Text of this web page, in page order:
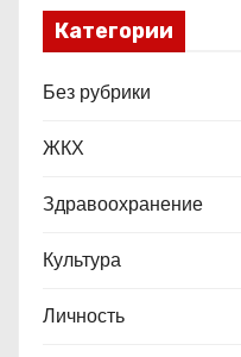
Категории
Без рубрики
ЖКХ
Здравоохранение
Культура
Личность